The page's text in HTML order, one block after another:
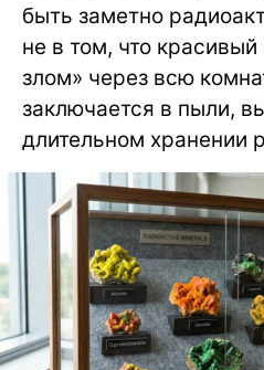
быть заметно
не в том, что
злом» через всю
заключается в пыли,
длительном хранении